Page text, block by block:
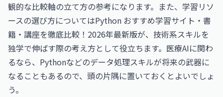
観的な比較軸の立て方の参考になります。また、学習リソ
ースの選び方についてはPython おすすめ学習サイト・書
籍・講座を徹底比較！2026年最新版が、技術系スキルを
独学で伸ばす際の考え方として役立ちます。医療AIに関わ
るなら、Pythonなどのデータ処理スキルが将来の武器に
なることもあるので、頭の片隅に置いておくとよいでしょ
う。